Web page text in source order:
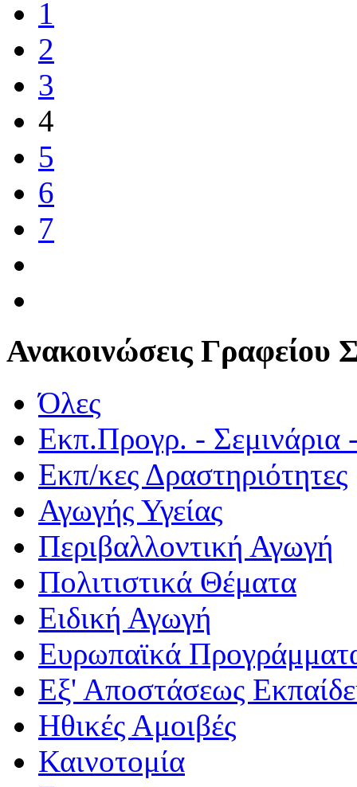
1
2
3
4
5
6
7
Ανακοινώσεις Γραφείου
Όλες
Εκπ.Προγρ. - Σεμινάρια
Εκπ/κες Δραστηριότητες
Αγωγής Υγείας
Περιβαλλοντική Αγωγή
Πολιτιστικά Θέματα
Ειδική Αγωγή
Ευρωπαϊκά
Εξ' Αποστάσεως
Ηθικές Αμοιβές
Καινοτομία